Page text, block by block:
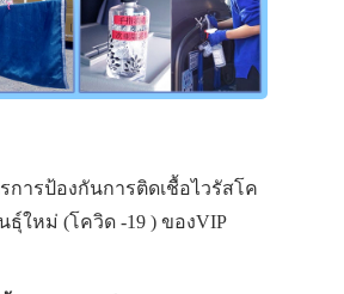
การป้องกันการติดเชื้อไวรัสโค
ธุ์ใหม่ (โควิด -19 ) ของVIP